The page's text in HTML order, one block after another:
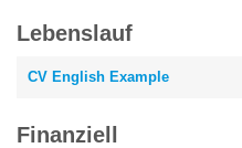
Lebenslauf
CV English Example
Finanziell